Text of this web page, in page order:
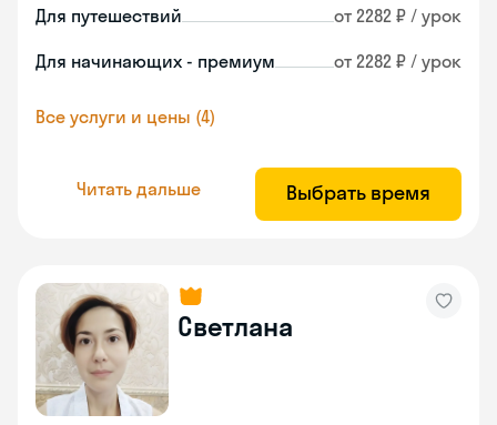
Для путешествий от 2282 ₽ / урок
Для начинающих - премиум от 2282 ₽ / урок
Все услуги и цены (4)
Читать дальше Выбрать время
Светлана